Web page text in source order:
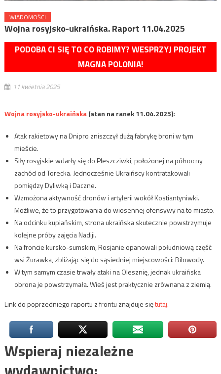
WIADOMOŚCI
Wojna rosyjsko-ukraińska. Raport 11.04.2025
PODOBA CI SIĘ TO CO ROBIMY? WESPRZYJ PROJEKT
MAGNA POLONIA!
11 kwietnia 2025
Wojna rosyjsko-ukraińska(stan na ranek 11.04.2025):
Atak rakietowy na Dnipro zniszczył dużą fabrykę broni w tym
mieście.
Siły rosyjskie wdarły się do Pleszcziwki, położonej na północny
zachód od Torecka. Jednocześnie Ukraińscy kontratakowali
pomiędzy Dyliwką i Daczne.
Wzmożona aktywność dronów i artylerii wokół Kostiantyniwki.
Możliwe, że to przygotowania do wiosennej ofensywy na to miasto.
Na odcinku kupiańskim, strona ukraińska skutecznie powstrzymuje
kolejne próby zajęcia Nadiji.
Na froncie kursko-sumskim, Rosjanie opanowali południową część
wsi Żurawka, zbliżając się do sąsiedniej miejscowości: Bilowody.
W tym samym czasie trwały ataki na Olesznię, jednak ukraińska
obrona je powstrzymała. Wieś jest praktycznie zrównana z ziemią.
Link do poprzedniego raportu z frontu znajduje siętutaj.
Wspieraj niezależne